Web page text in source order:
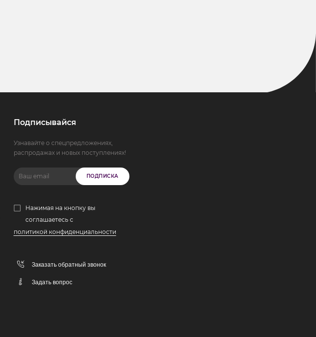
Подписывайся
Узнавайте о спецпредложениях,
распродажах и новых поступлениях!
ПОДПИСКА
Нажимая на кнопку вы
соглашаетесь с
политикой конфиденциальности
Заказать обратный звонок
Задать вопрос